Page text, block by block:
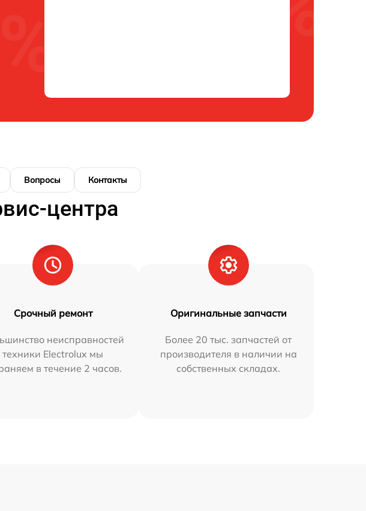
Вопросы Контакты
центра
Срочный ремонт
неисправностей
техники Electrolux мы
в течение 2 часов.
Оригинальные запчасти
Более 20 тыс. запчастей от
производителя в наличии на
собственных складах.